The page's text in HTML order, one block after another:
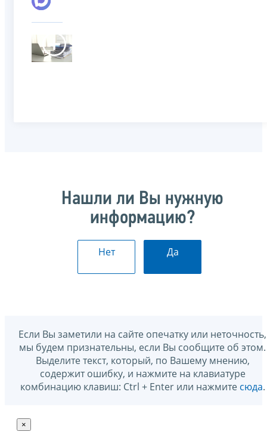
Нашли ли Вы нужную
информацию?
Нет Да
Если Вы заметили на сайте опечатку или неточность,
мы будем признательны, если Вы сообщите об этом.
Выделите текст, который, по Вашему мнению,
содержит ошибку, и нажмите на клавиатуре
комбинацию клавиш: Ctrl + Enter или нажмите сюда.
×